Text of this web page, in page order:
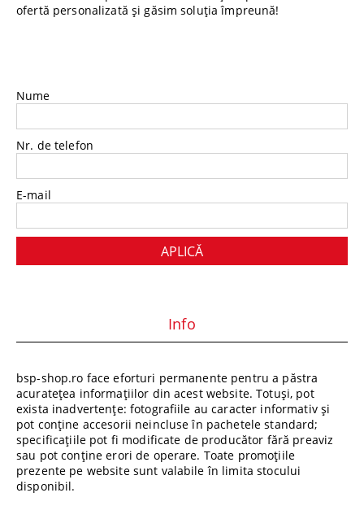
ofertă personalizată și găsim soluția împreună!
Nume
Nr. de telefon
E-mail
Info
bsp-shop.ro face eforturi permanente pentru a păstra
acuratețea informațiilor din acest website. Totuși, pot
exista inadvertențe: fotografiile au caracter informativ și
pot conține accesorii neincluse în pachetele standard;
specificațiile pot fi modificate de producător fără preaviz
sau pot conține erori de operare. Toate promoțiile
prezente pe website sunt valabile în limita stocului
disponibil.